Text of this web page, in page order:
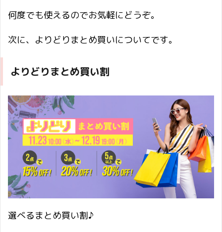
何度でも使えるのでお気軽にどうぞ。
次に、よりどりまとめ買いについてです。
よりどりまとめ買い割
選べるまとめ買い割♪